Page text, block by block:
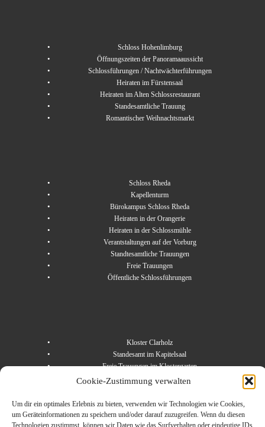
Cookie-Zustimmung verwalten
Um dir ein optimales Erlebnis zu bieten, verwenden wir Technologien wie Cookies,
um Geräteinformationen zu speichern und/oder darauf zuzugreifen. Wenn du diesen
Technologien zustimmst, können wir Daten wie das Surfverhalten oder eindeutige IDs
Schloss Hohenlimburg
Öffnungszeiten der Panoramaaussicht
Schlossführungen / Nachtwächterführungen
Heiraten im Fürstensaal
Heiraten im Alten Schlossrestaurant
Standesamtliche Trauung
Romantischer Weihnachtsmarkt
Schloss Rheda
Kapellenturm
Bürokampus Schloss Rheda
Heiraten in der Orangerie
Heiraten in der Schlossmühle
Verantstaltungen auf der Vorburg
Standtesamtliche Trauungen
Freie Trauungen
Öffentliche Schlossführungen
Kloster Clarholz
Standesamt im Kapitelsaal
Freie Trauungen im Klostergarten
Kloster Herzebrock